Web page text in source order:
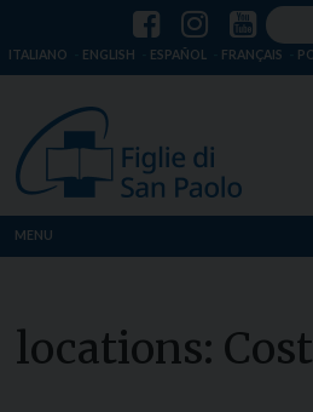
ITALIANO ENGLISH ESPAÑOL FRANÇAIS
MENU
Dove siamo
locations: